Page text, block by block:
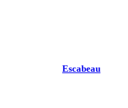
Escabeau